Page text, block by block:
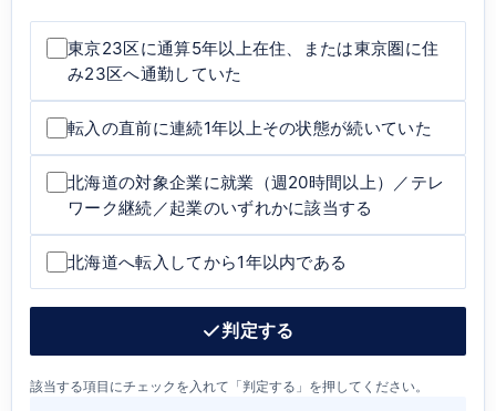
東京23区に通算5年以上在住、または東京圏に住
み23区へ通勤していた
転入の直前に連続1年以上その状態が続いていた
北海道の対象企業に就業（週20時間以上）／テレ
ワーク継続／起業のいずれかに該当する
北海道へ転入してから1年以内である
判定する
該当する項目にチェックを入れて「判定する」を押してください。